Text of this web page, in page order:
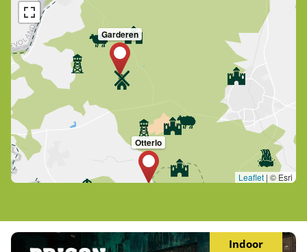
Garderen
Otterlo
Leaflet | © Esri
Indoor